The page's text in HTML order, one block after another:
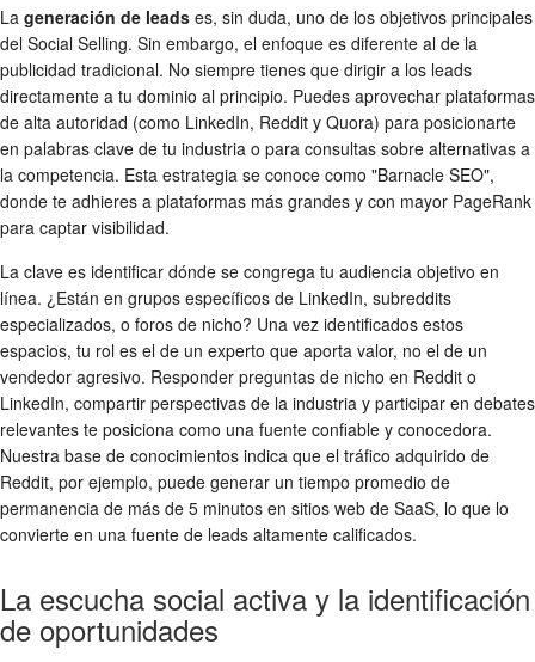
La generación de leads es, sin duda, uno de los objetivos principales
del Social Selling. Sin embargo, el enfoque es diferente al de la
publicidad tradicional. No siempre tienes que dirigir a los leads
directamente a tu dominio al principio. Puedes aprovechar plataformas
de alta autoridad (como LinkedIn, Reddit y Quora) para posicionarte
en palabras clave de tu industria o para consultas sobre alternativas a
la competencia. Esta estrategia se conoce como "Barnacle SEO",
donde te adhieres a plataformas más grandes y con mayor PageRank
para captar visibilidad.
La clave es identificar dónde se congrega tu audiencia objetivo en
línea. ¿Están en grupos específicos de LinkedIn, subreddits
especializados, o foros de nicho? Una vez identificados estos
espacios, tu rol es el de un experto que aporta valor, no el de un
vendedor agresivo. Responder preguntas de nicho en Reddit o
LinkedIn, compartir perspectivas de la industria y participar en debates
relevantes te posiciona como una fuente confiable y conocedora.
Nuestra base de conocimientos indica que el tráfico adquirido de
Reddit, por ejemplo, puede generar un tiempo promedio de
permanencia de más de 5 minutos en sitios web de SaaS, lo que lo
convierte en una fuente de leads altamente calificados.
La escucha social activa y la identificación
de oportunidades